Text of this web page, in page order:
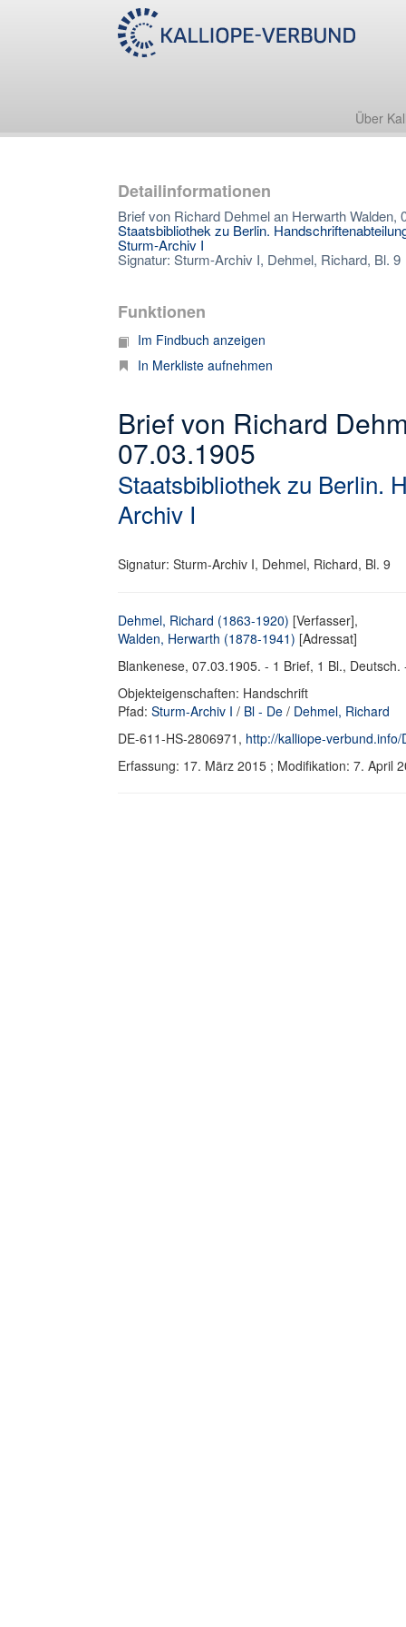
Über
Detailinformationen
Brief von Richard Dehmel an Herwarth Walden,
Staatsbibliothek zu Berlin.
Sturm-Archiv I
Signatur: Sturm-Archiv I, Dehmel, Richard, Bl. 9
Funktionen
Im Findbuch anzeigen
In Merkliste aufnehmen
Brief von Richard
07.03.1905
Staatsbibliothek zu Berlin.
Archiv I
Signatur: Sturm-Archiv I, Dehmel, Richard, Bl. 9
Dehmel, Richard (1863-1920) [Verfasser],
Walden, Herwarth (1878-1941) [Adressat]
Blankenese, 07.03.1905. - 1 Brief, 1 Bl., Deutsch.
Objekteigenschaften: Handschrift
Pfad: Sturm-Archiv I / Bl - De / Dehmel, Richard
DE-611-HS-2806971, http://kalliope-
Erfassung: 17. März 2015 ; Modifikation: 7. April